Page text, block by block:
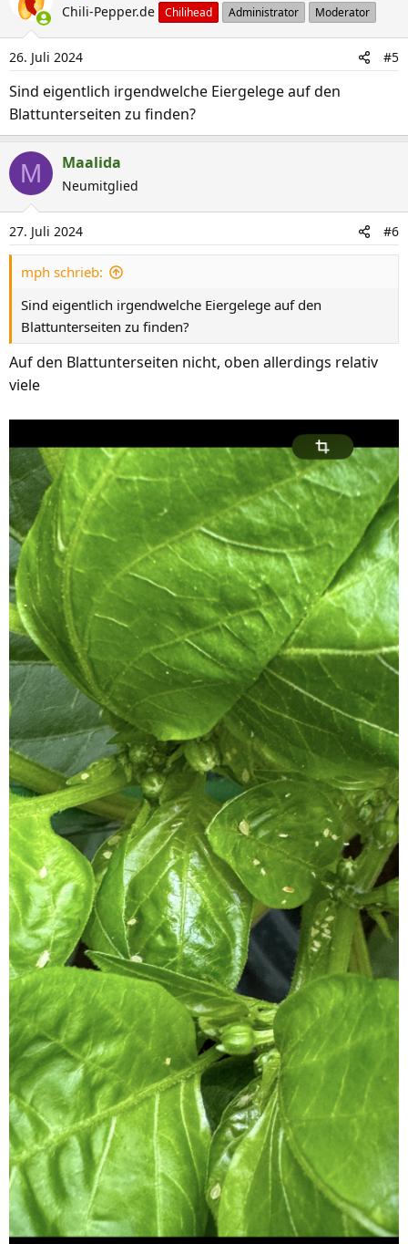
Chili-Pepper.de Chilihead Administrator Moderator
26. Juli 2024 #5
Sind eigentlich irgendwelche Eiergelege auf den
Blattunterseiten zu finden?
M Maalida
Neumitglied
27. Juli 2024 #6
mph schrieb:
Sind eigentlich irgendwelche Eiergelege auf den
Blattunterseiten zu finden?
Auf den Blattunterseiten nicht, oben allerdings relativ
viele